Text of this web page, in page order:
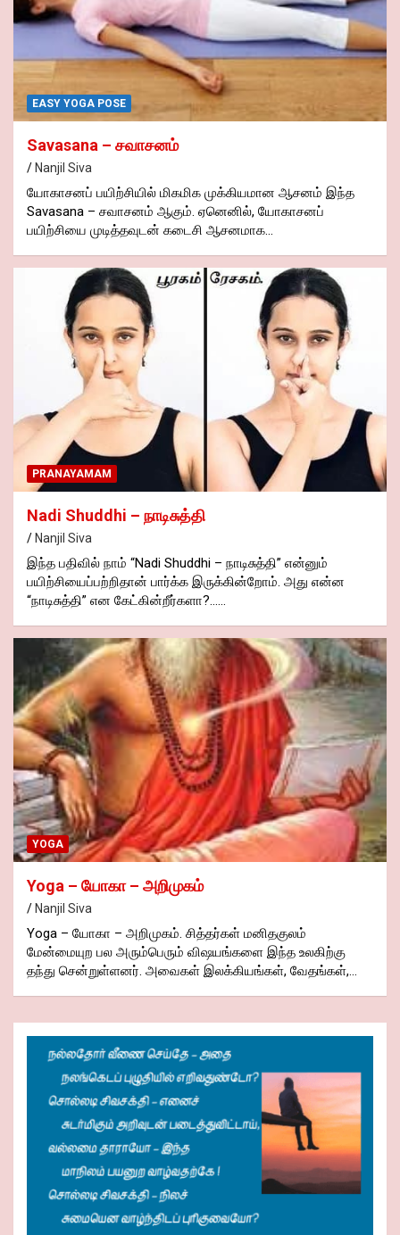
EASY YOGA POSE
Savasana – சவாசனம்
Nanjil Siva
யோகாசனப் பயிற்சியில் மிகமிக முக்கியமான ஆசனம் இந்த
Savasana – சவாசனம் ஆகும். ஏனெனில், யோகாசனப்
பயிற்சியை முடித்தவுடன் கடைசி ஆசனமாக…
PRANAYAMAM
Nadi Shuddhi – நாடிசுத்தி
Nanjil Siva
இந்த பதிவில் நாம் “Nadi Shuddhi – நாடிசுத்தி” என்னும்
பயிற்சியைப்பற்றிதான் பார்க்க இருக்கின்றோம். அது என்ன
“நாடிசுத்தி” என கேட்கின்றீர்களா?……
YOGA
Yoga – யோகா – அறிமுகம்
Nanjil Siva
Yoga – யோகா – அறிமுகம். சித்தர்கள் மனிதகுலம்
மேன்மையுற பல அரும்பெரும் விஷயங்களை இந்த உலகிற்கு
தந்து சென்றுள்ளனர். அவைகள் இலக்கியங்கள், வேதங்கள்,…